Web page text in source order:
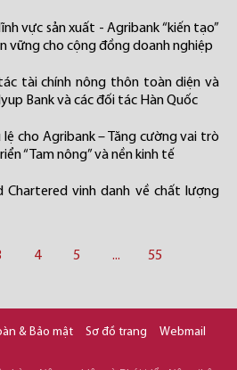
vực sản xuất - Agribank “kiến tạo”
vững cho cộng đồng doanh nghiệp
tài chính nông thôn toàn diện và
Bank và các đối tác Hàn Quốc
cho Agribank – Tăng cường vai trò
“Tam nông” và nền kinh tế
Chartered vinh danh về chất lượng
4 5 ... 55
& Bảo mật Sơ đồ trang
Webmail